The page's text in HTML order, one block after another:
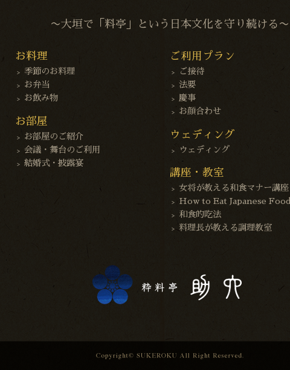
〜大垣で「料亭」という日本文化を守り続ける〜
お料理
季節のお料理
お弁当
お飲み物
お部屋
お部屋のご紹介
会議・舞台のご利用
結婚式・披露宴
ご利用プラン
ご接待
法要
慶事
お顔合わせ
ウェディング
ウェディング
講座・教室
女将が教える和食マナー講座
How to Eat Japanese Food
和食的吃法
料理長が教える調理教室